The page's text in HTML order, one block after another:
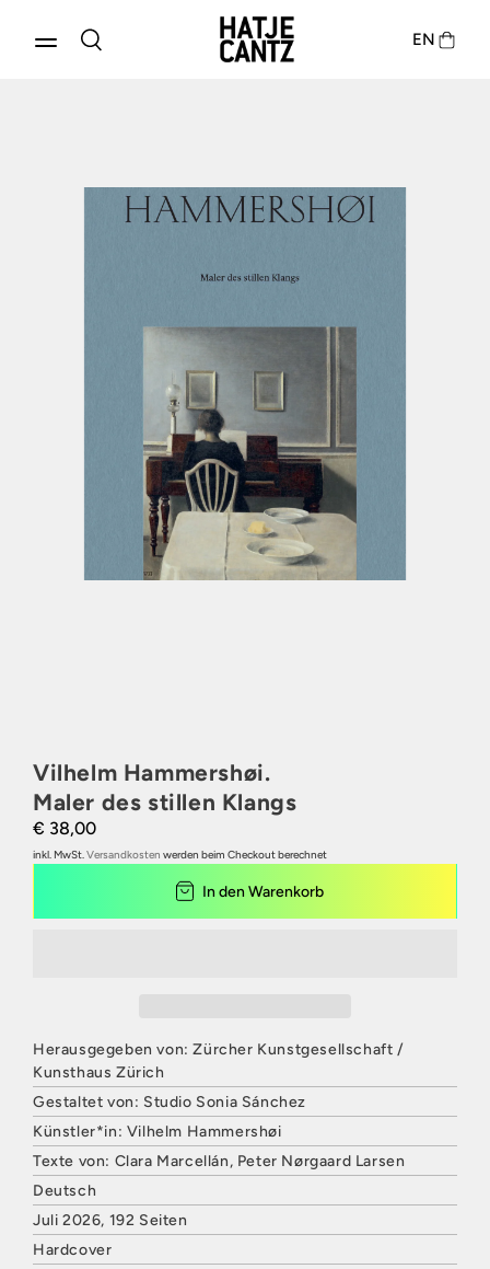
EN
Produkte entdecken
Vilhelm Hammershøi.
Maler des stillen Klangs
€ 38,00
inkl. MwSt.Versandkosten werden beim Checkout berechnet
In den Warenkorb
Herausgegeben von: Zürcher Kunstgesellschaft /
Kunsthaus Zürich
Gestaltet von: Studio Sonia Sánchez
Künstler*in: Vilhelm Hammershøi
Texte von: Clara Marcellán, Peter Nørgaard Larsen
Deutsch
Juli 2026, 192 Seiten
Hardcover